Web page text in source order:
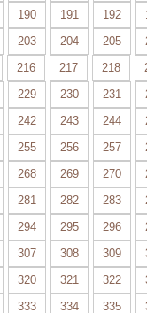
190 191 192
203 204 205
216 217 218
229 230 231
242 243 244
255 256 257
268 269 270
281 282 283
294 295 296
307 308 309
320 321 322
333 334 335